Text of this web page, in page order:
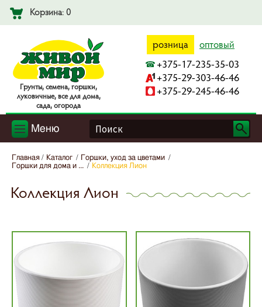
Корзина: 0
Гpyнты, ceмeнa, гopшки,
лyкoвичныe, вce для дoмa,
caдa, oгopoдa
розница оптовый
+375-17-235-35-03
+375-29-303-46-46
+375-29-245-46-46
Меню
Главная Каталог
Горшки, уход за цветами
Горшки для дома и ...
Коллекция Лион
Коллекция Лион